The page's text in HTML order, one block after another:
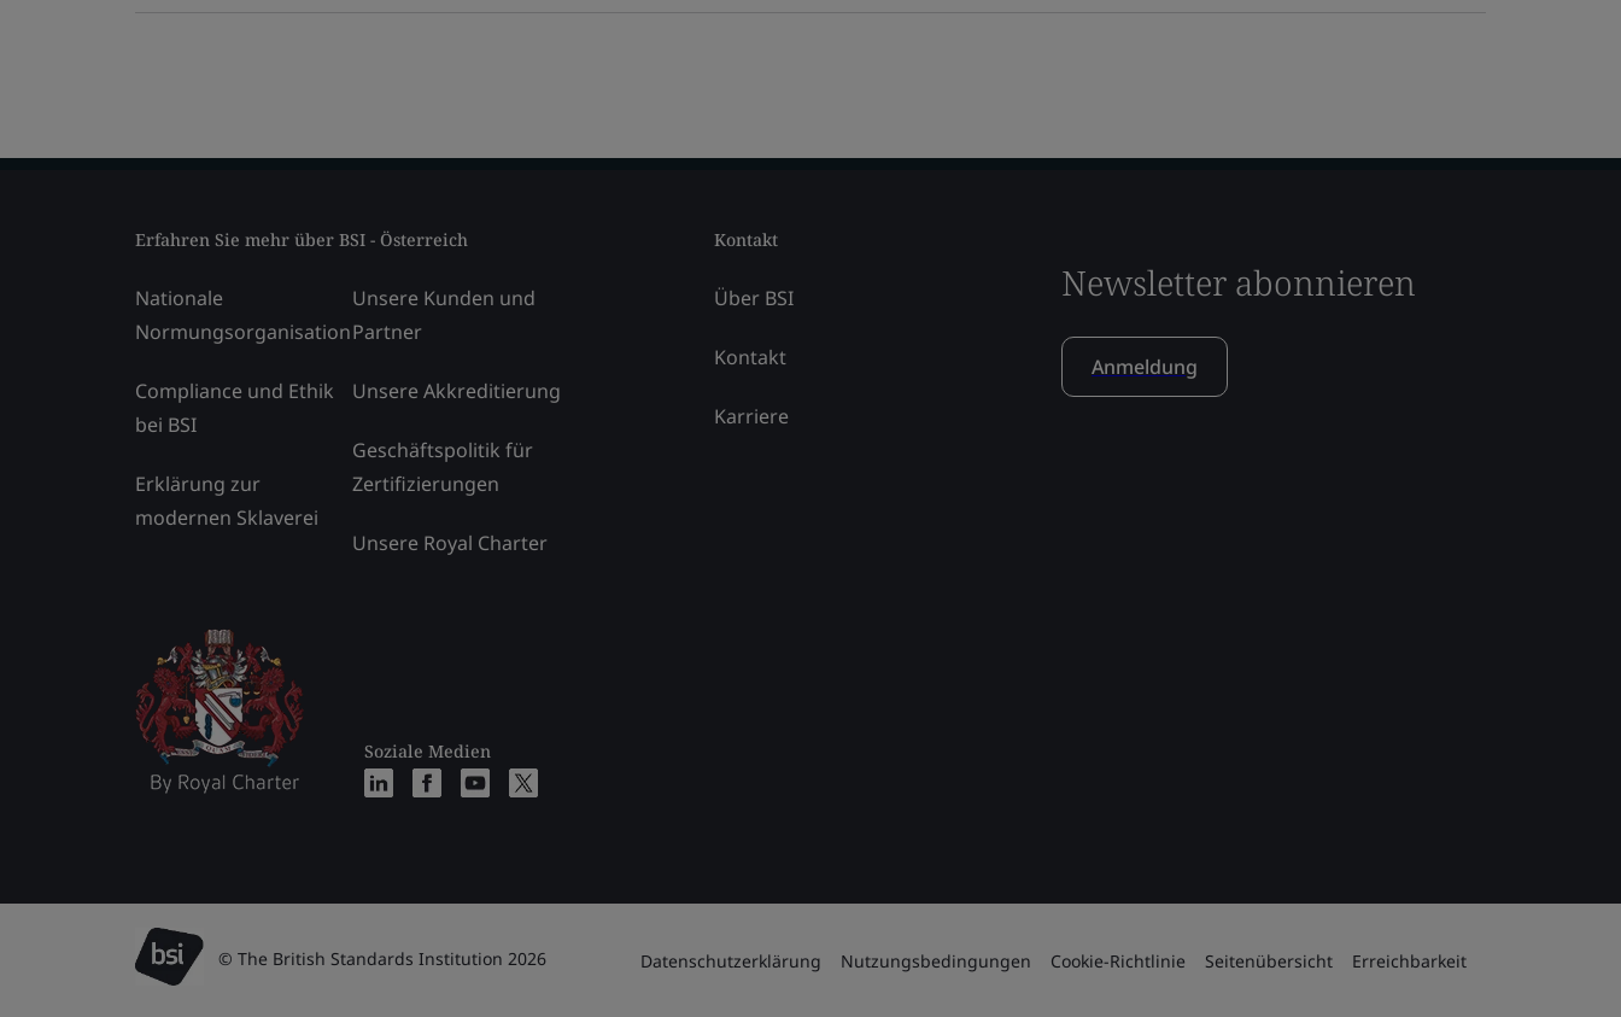
Erfahren Sie mehr über BSI - Österreich
Nationale
Normungsorganisation
Compliance und Ethik
bei BSI
Erklärung zur
modernen Sklaverei
Unsere Kunden und
Partner
Unsere Akkreditierung
Geschäftspolitik für
Zertifizierungen
Unsere Royal Charter
Soziale Medien
Kontakt
Über BSI
Kontakt
Karriere
Newsletter abonnieren
Anmeldung
© The British Standards Institution 2026 Datenschutzerklärung Nutzungsbedingungen Cookie-Richtlinie Seitenübersicht Erreichbarkeit